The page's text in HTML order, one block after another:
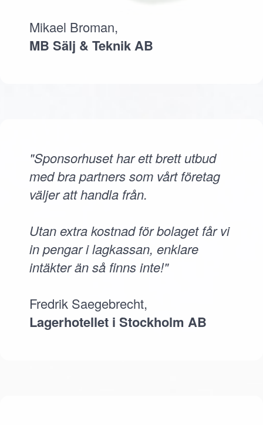
Mikael Broman,
MB Sälj & Teknik AB
"Sponsorhuset har ett brett utbud
med bra partners som vårt företag
väljer att handla från.
Utan extra kostnad för bolaget får vi
in pengar i lagkassan, enklare
intäkter än så finns inte!"
Fredrik Saegebrecht,
Lagerhotellet i Stockholm AB